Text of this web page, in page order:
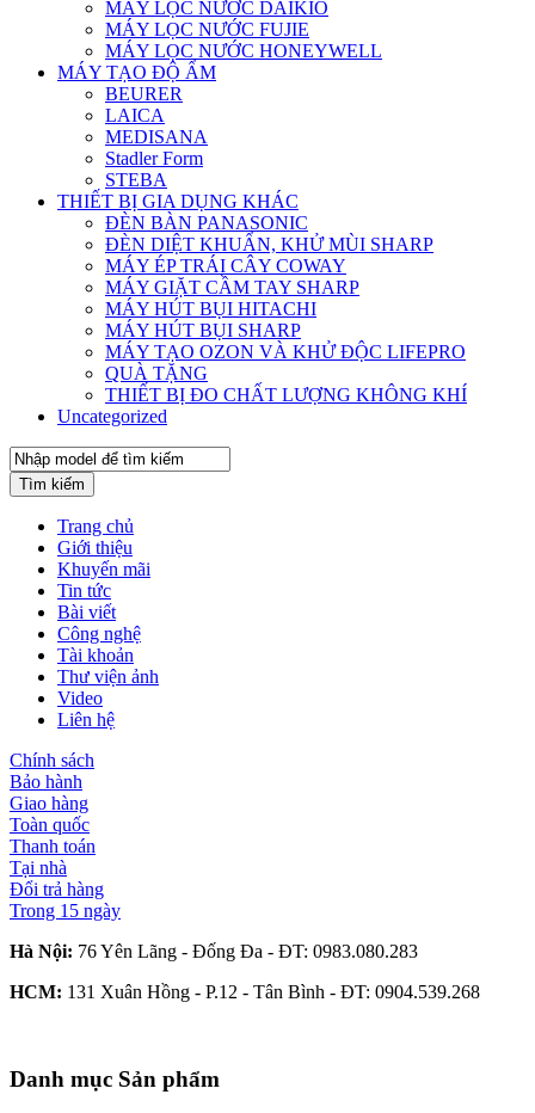
MÁY LỌC NƯỚC DAIKIO
MÁY LỌC NƯỚC FUJIE
MÁY LỌC NƯỚC HONEYWELL
MÁY TẠO ĐỘ ẨM
BEURER
LAICA
MEDISANA
Stadler Form
STEBA
THIẾT BỊ GIA DỤNG KHÁC
ĐÈN BÀN PANASONIC
ĐÈN DIỆT KHUẨN, KHỬ MÙI SHARP
MÁY ÉP TRÁI CÂY COWAY
MÁY GIẶT CẦM TAY SHARP
MÁY HÚT BỤI HITACHI
MÁY HÚT BỤI SHARP
MÁY TẠO OZON VÀ KHỬ ĐỘC LIFEPRO
QUÀ TẶNG
THIẾT BỊ ĐO CHẤT LƯỢNG KHÔNG KHÍ
Uncategorized
Tìm kiếm
Trang chủ
Giới thiệu
Khuyến mãi
Tin tức
Bài viết
Công nghệ
Tài khoản
Thư viện ảnh
Video
Liên hệ
Chính sách
Bảo hành
Giao hàng
Toàn quốc
Thanh toán
Tại nhà
Đổi trả hàng
Trong 15 ngày
Hà Nội: 76 Yên Lãng - Đống Đa - ĐT: 0983.080.283
HCM: 131 Xuân Hồng - P.12 - Tân Bình - ĐT: 0904.539.268
Danh mục Sản phẩm